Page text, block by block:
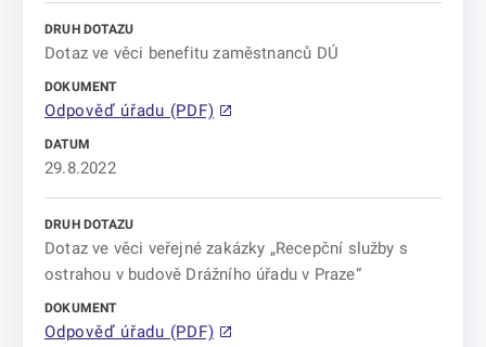
Dotaz ve věci benefitu zaměstnanců DÚ
Odpověď úřadu (PDF)
29.8.2022
Dotaz ve věci veřejné zakázky „Recepční služby s
ostrahou v budově Drážního úřadu v Praze“
Odpověď úřadu (PDF)